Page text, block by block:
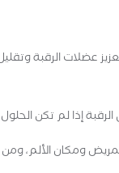
عضلات الرقبة
إذا لم تكن
ومكان الألم،